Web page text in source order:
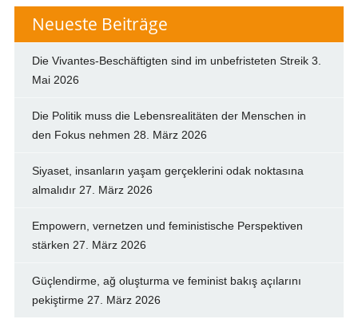
Neueste Beiträge
Die Vivantes-Beschäftigten sind im unbefristeten Streik 3.
Mai 2026
Die Politik muss die Lebensrealitäten der Menschen in
den Fokus nehmen 28. März 2026
Siyaset, insanların yaşam gerçeklerini odak noktasına
almalıdır 27. März 2026
Empowern, vernetzen und feministische Perspektiven
stärken 27. März 2026
Güçlendirme, ağ oluşturma ve feminist bakış açılarını
pekiştirme 27. März 2026